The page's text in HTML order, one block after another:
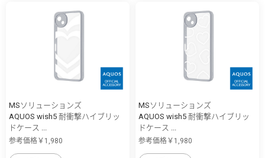
MSソリューションズ
AQUOS wish5 耐衝撃ハイブリッ
ドケース ...
参考価格￥1,980
MSソリューションズ
AQUOS wish5 耐衝撃ハイブリッ
ドケース ...
参考価格￥1,980